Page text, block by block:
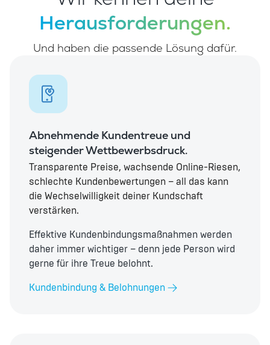
Herausforderungen.
Und haben die passende Lösung dafür.
Abnehmende Kundentreue und
steigender Wettbewerbsdruck.
Transparente Preise, wachsende Online-Riesen,
schlechte Kundenbewertungen – all das kann
die Wechselwilligkeit deiner Kundschaft
verstärken.
Effektive Kundenbindungsmaßnahmen werden
daher immer wichtiger – denn jede Person wird
gerne für ihre Treue belohnt.
Kundenbindung & Belohnungen